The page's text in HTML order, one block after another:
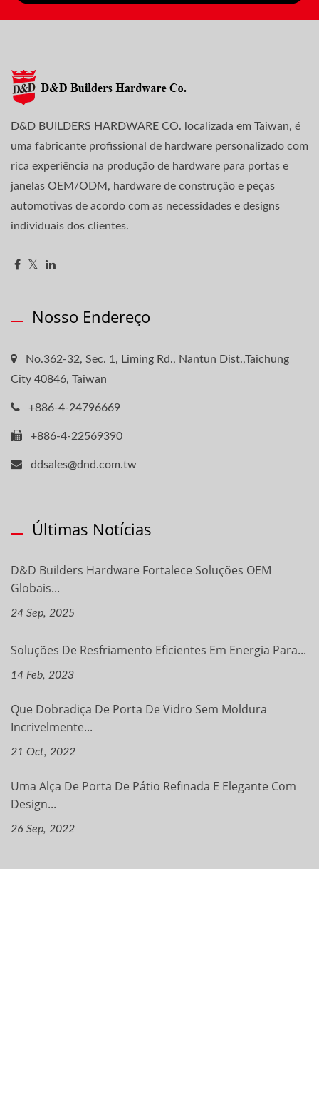
D&D BUILDERS HARDWARE CO. localizada em Taiwan, é
uma fabricante profissional de hardware personalizado com
rica experiência na produção de hardware para portas e
janelas OEM/ODM, hardware de construção e peças
automotivas de acordo com as necessidades e designs
individuais dos clientes.
Nosso Endereço
No.362-32, Sec. 1, Liming Rd., Nantun Dist.,Taichung
City 40846, Taiwan
+886-4-24796669
+886-4-22569390
ddsales@dnd.com.tw
Últimas Notícias
D&D Builders Hardware Fortalece Soluções OEM
Globais...
24 Sep, 2025
Soluções De Resfriamento Eficientes Em Energia Para...
14 Feb, 2023
Que Dobradiça De Porta De Vidro Sem Moldura
Incrivelmente...
21 Oct, 2022
Uma Alça De Porta De Pátio Refinada E Elegante Com
Design...
26 Sep, 2022